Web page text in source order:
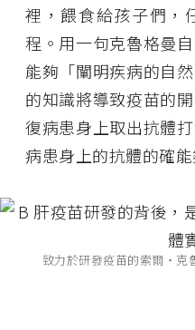
裡，餵食給孩子們，
程。用一句克魯格曼
能夠「闡明疾病的自
的知識將導致疫苗的
復病患身上取出抗體
病患身上的抗體的確
致力於研發疫苗的索爾・克